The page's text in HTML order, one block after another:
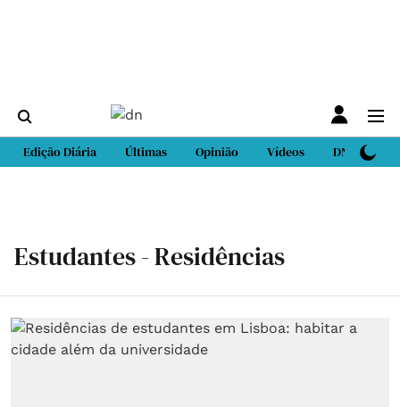
Edição Diária Últimas Opinião Vídeos DN Sport
Estudantes - Residências